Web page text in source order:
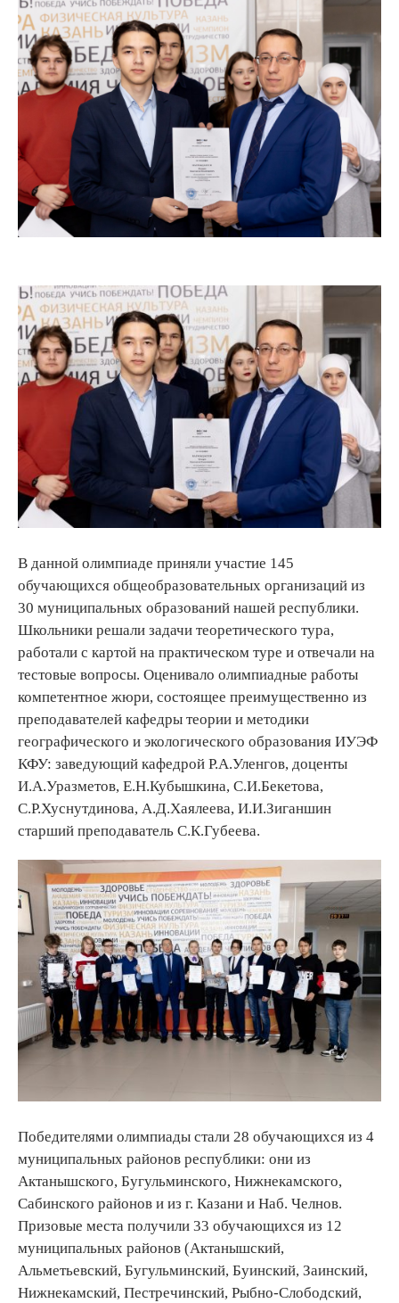
В данной олимпиаде приняли участие 145
обучающихся общеобразовательных организаций из
30 муниципальных образований нашей республики.
Школьники решали задачи теоретического тура,
работали с картой на практическом туре и отвечали на
тестовые вопросы. Оценивало олимпиадные работы
компетентное жюри, состоящее преимущественно из
преподавателей кафедры теории и методики
географического и экологического образования ИУЭФ
КФУ: заведующий кафедрой Р.А.Уленгов, доценты
И.А.Уразметов, Е.Н.Кубышкина, С.И.Бекетова,
С.Р.Хуснутдинова, А.Д.Хаялеева, И.И.Зиганшин
старший преподаватель С.К.Губеева.
Победителями олимпиады стали 28 обучающихся из 4
муниципальных районов республики: они из
Актанышского, Бугульминского, Нижнекамского,
Сабинского районов и из г. Казани и Наб. Челнов.
Призовые места получили 33 обучающихся из 12
муниципальных районов (Актанышский,
Альметьевский, Бугульминский, Буинский, Заинский,
Нижнекамский, Пестречинский, Рыбно-Слободский,